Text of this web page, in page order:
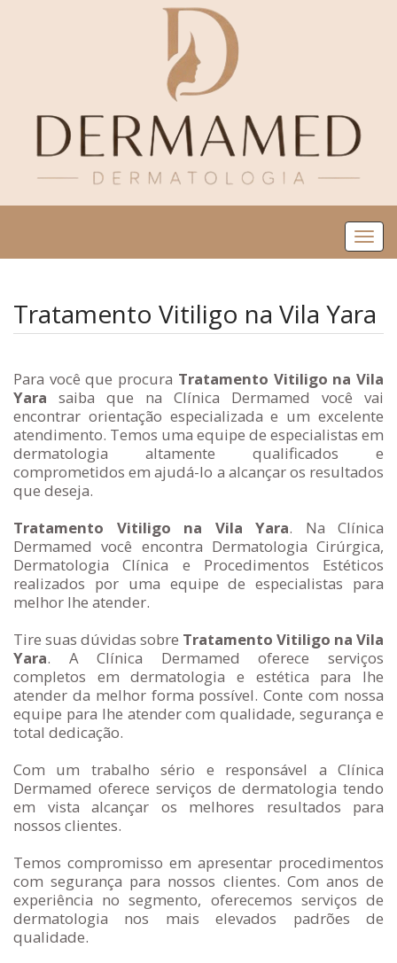
Tratamento Vitiligo na Vila Yara
Para você que procura Tratamento Vitiligo na Vila
Yara saiba que na Clínica Dermamed você vai
encontrar orientação especializada e um excelente
atendimento. Temos uma equipe de especialistas em
dermatologia altamente qualificados e
comprometidos em ajudá-lo a alcançar os resultados
que deseja.
Tratamento Vitiligo na Vila Yara. Na Clínica
Dermamed você encontra Dermatologia Cirúrgica,
Dermatologia Clínica e Procedimentos Estéticos
realizados por uma equipe de especialistas para
melhor lhe atender.
Tire suas dúvidas sobre Tratamento Vitiligo na Vila
Yara. A Clínica Dermamed oferece serviços
completos em dermatologia e estética para lhe
atender da melhor forma possível. Conte com nossa
equipe para lhe atender com qualidade, segurança e
total dedicação.
Com um trabalho sério e responsável a Clínica
Dermamed oferece serviços de dermatologia tendo
em vista alcançar os melhores resultados para
nossos clientes.
Temos compromisso em apresentar procedimentos
com segurança para nossos clientes. Com anos de
experiência no segmento, oferecemos serviços de
dermatologia nos mais elevados padrões de
qualidade.